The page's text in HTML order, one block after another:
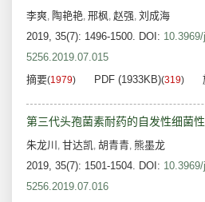
李爽, 陶艳艳, 邢枫, 赵强, 刘成海
2019, 35(7): 1496-1500. DOI:
5256.2019.07.015
摘要(1979) PDF (1933KB)(319)
第三代头孢菌素耐药的自发性细菌
朱龙川 , 甘达凯, 胡青青, 熊墨龙
2019, 35(7): 1501-1504. DOI:
5256.2019.07.016